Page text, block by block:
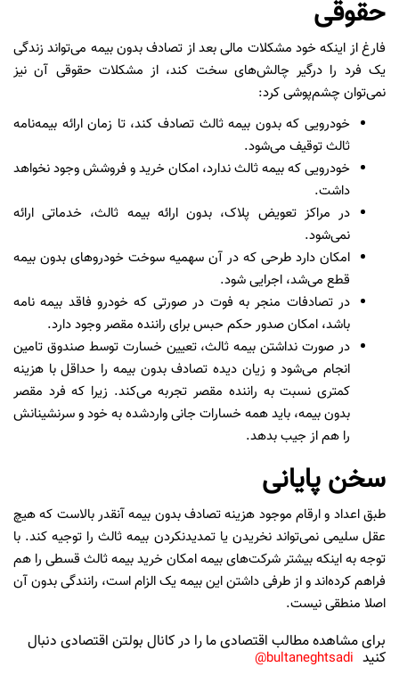
حقوقی
فارغ از اینکه خود مشکلات مالی بعد از تصادف بدون بیمه می‌تواند زندگی
یک فرد را درگیر چالش‌های سخت کند، از مشکلات حقوقی آن نیز
نمی‌توان چشم‌پوشی کرد:
خودرویی که بدون بیمه ثالث تصادف کند، تا زمان ارائه بیمه‌نامه
ثالث توقیف می‌شود.
خودرویی که بیمه ثالث ندارد، امکان خرید و فروشش وجود نخواهد
داشت.
در مراکز تعویض پلاک، بدون ارائه بیمه ثالث، خدماتی ارائه
نمی‌شود.
امکان دارد طرحی که در آن سهمیه سوخت خودروهای بدون بیمه
قطع می‌شد، اجرایی شود.
در تصادفات منجر به فوت در صورتی که خودرو فاقد بیمه نامه
باشد، امکان صدور حکم حبس برای راننده مقصر وجود دارد.
در صورت نداشتن بیمه ثالث، تعیین خسارت توسط صندوق تامین
انجام می‌شود و زیان دیده تصادف بدون بیمه را حداقل با هزینه
کمتری نسبت به راننده مقصر تجربه می‌کند. زیرا که فرد مقصر
بدون بیمه، باید همه خسارات جانی واردشده به خود و سرنشینانش
را هم از جیب بدهد.
سخن پایانی
طبق اعداد و ارقام موجود هزینه تصادف بدون بیمه آنقدر بالاست که هیچ
عقل سلیمی نمی‌تواند نخریدن یا تمدیدنکردن بیمه ثالث را توجیه کند. با
توجه به اینکه بیشتر شرکت‌های بیمه امکان خرید بیمه ثالث قسطی را هم
فراهم کرده‌اند و از طرفی داشتن این بیمه یک الزام است، رانندگی بدون آن
اصلا منطقی نیست.
برای مشاهده مطالب اقتصادی ما را در کانال بولتن اقتصادی دنبال
کنید bultaneghtsadi@